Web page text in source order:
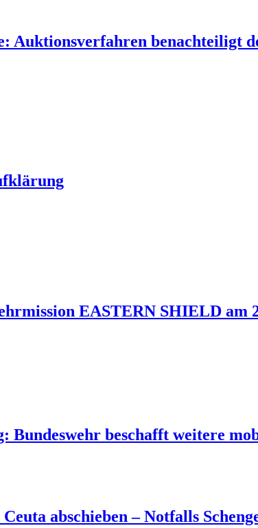
Auktionsverfahren benachteiligt
EASTERN SHIELD am
Bundeswehr beschafft weitere
abschieben – Notfalls